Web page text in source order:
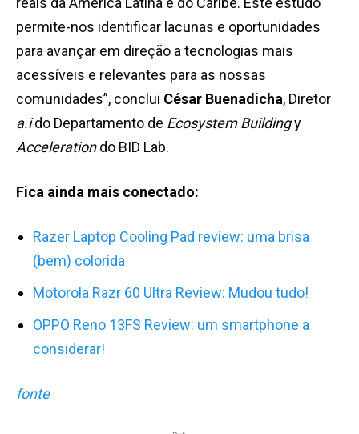
permite-nos identificar lacunas e oportunidades
para avançar em direção a tecnologias mais
acessíveis e relevantes para as nossas
comunidades”, conclui César Buenadicha, Diretor
a.ido Departamento de Ecosystem Buildingy
Accelerationdo BID Lab.
Fica ainda mais conectado:
Razer Laptop Cooling Pad review: uma brisa
(bem) colorida
Motorola Razr 60 Ultra Review: Mudou tudo!
OPPO Reno 13FS Review: um smartphone a
considerar!
fonte